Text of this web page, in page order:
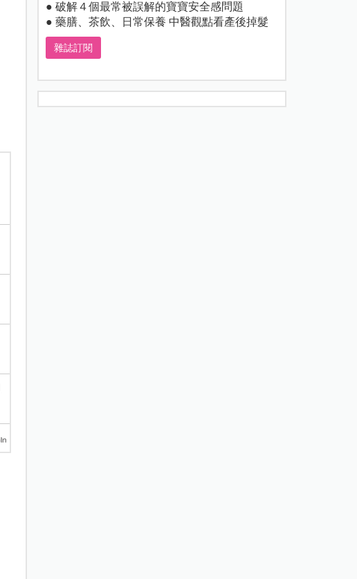
● 破解４個最常被誤解的寶寶安全感問題
● 藥膳、茶飲、日常保養 中醫觀點看產後掉髮
雜誌訂閱